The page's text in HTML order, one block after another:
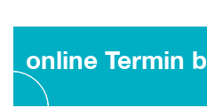
online Termin